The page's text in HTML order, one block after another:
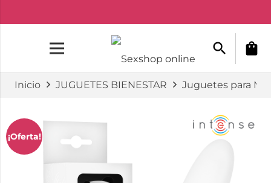
search shopping_bag
Inicio JUGUETES BIENESTAR Juguetes para
¡Oferta!